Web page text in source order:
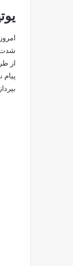
ی
شدت
از